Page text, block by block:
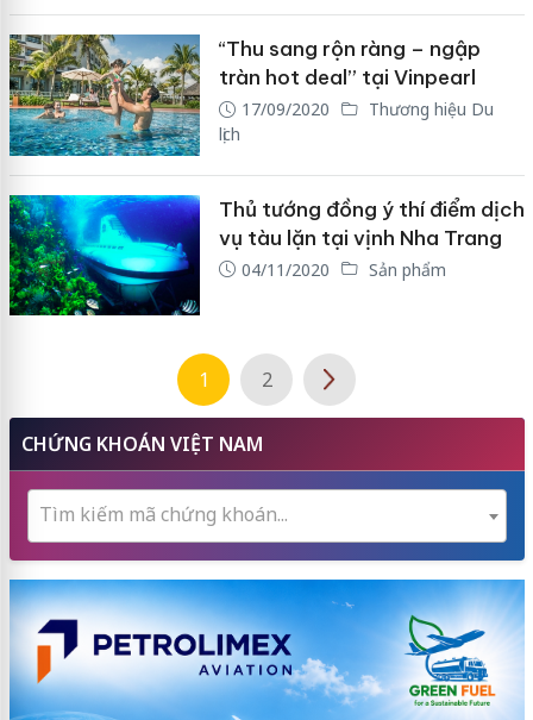
“Thu sang rộn ràng – ngập
tràn hot deal” tại Vinpearl
17/09/2020
Thương hiệu Du
lịch
Thủ tướng đồng ý thí điểm dịch
vụ tàu lặn tại vịnh Nha Trang
04/11/2020 Sản phẩm
1 2
CHỨNG KHOÁN VIỆT NAM
Tìm kiếm mã chứng khoán...